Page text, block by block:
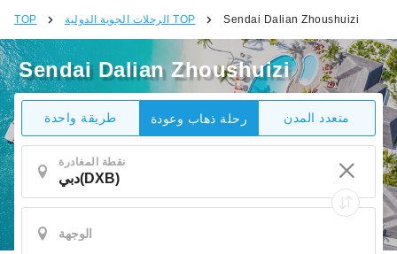
TOP الرحلات الجوية الدولية TOP Sendai Dalian Zhoushuizi
Sendai Dalian Zhoushuizi
طريقة واحدة رحلة ذهاب وعودة متعدد المدن
نقطة المغادرة